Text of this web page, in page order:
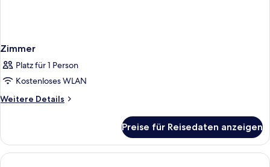
Zimmer
Platz für 1 Person
Kostenloses WLAN
Weitere Details
Weitere
Preise für Reisedaten anzeigen